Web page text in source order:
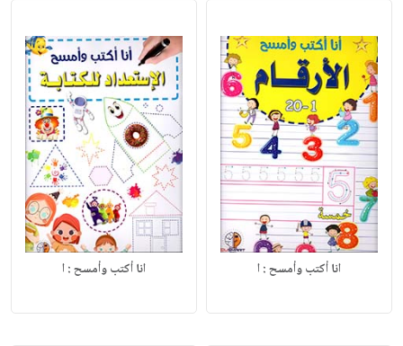
انا أكتب وأمسح : ا انا أكتب وأمسح : ا